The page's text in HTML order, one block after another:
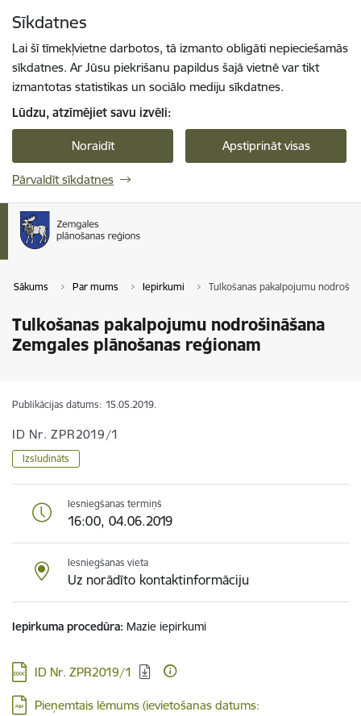
Sīkdatnes
Lai šī tīmekļvietne darbotos, tā izmanto obligāti nepieciešamās
sīkdatnes. Ar Jūsu piekrišanu papildus šajā vietnē var tikt
izmantotas statistikas un sociālo mediju sīkdatnes.
Lūdzu, atzīmējiet savu izvēli:
Noraidīt Apstiprināt visas
Pārvaldīt sīkdatnes
Sākums Par mums Iepirkumi Tulkošanas pakalpojumu
Tulkošanas pakalpojumu nodrošināšana
Zemgales plānošanas reģionam
Publikācijas datums: 15.05.2019.
ID Nr. ZPR2019/1
Izsludināts
Iesniegšanas termiņš
16:00, 04.06.2019
Iesniegšanas vieta
Uz norādīto kontaktinformāciju
Iepirkuma procedūra Mazie iepirkumi
Lejupielādēt:
ID Nr. ZPR2019/1
Lejupielādēt:
Pieņemtais lēmums (ievietošanas datums: